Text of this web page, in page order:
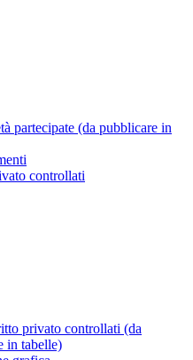
partecipate (da pubblicare in
controllati
privato controllati (da
in tabelle)